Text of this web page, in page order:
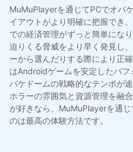
MuMuPlayerを通じてPCでオバ
イアウトがより明確に把握でき
での経済管理がずっと簡単にな
迫りくる脅威をより早く発見し
ーから選んだりする際により正
はAndroidゲームを安定したパ
バケドームの戦略的なテンポが
ホラーの雰囲気と資源管理を融
が好きなら、MuMuPlayerを通
のは最高の体験方法です。